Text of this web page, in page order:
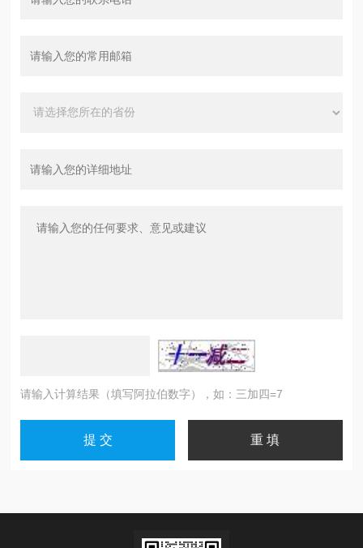
请输入计算结果（填写阿拉伯数字），如：三加四=7